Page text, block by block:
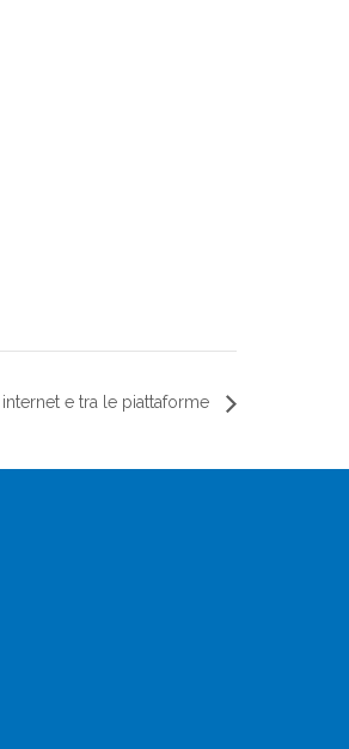
e tra le piattaforme